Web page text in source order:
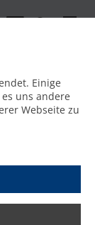
Einige
uns andere
Webseite zu